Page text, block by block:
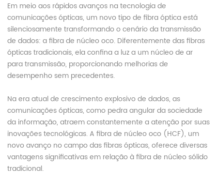
Em meio aos rápidos avanços na tecnologia de
comunicações ópticas, um novo tipo de fibra óptica está
silenciosamente transformando o cenário da transmissão
de dados: a fibra de núcleo oco. Diferentemente das fibras
ópticas tradicionais, ela confina a luz a um núcleo de ar
para transmissão, proporcionando melhorias de
desempenho sem precedentes.
Na era atual de crescimento explosivo de dados, as
comunicações ópticas, como pedra angular da sociedade
da informação, atraem constantemente a atenção por suas
inovações tecnológicas. A fibra de núcleo oco (HCF), um
novo avanço no campo das fibras ópticas, oferece diversas
vantagens significativas em relação à fibra de núcleo sólido
tradicional.